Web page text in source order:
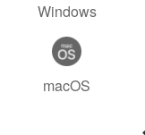
Windows
macOS